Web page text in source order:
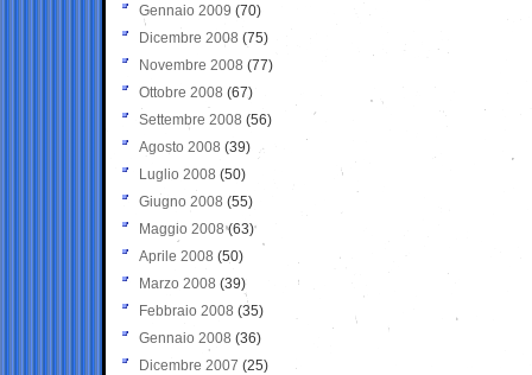
Gennaio 2009 (70)
Dicembre 2008 (75)
Novembre 2008 (77)
Ottobre 2008 (67)
Settembre 2008 (56)
Agosto 2008 (39)
Luglio 2008 (50)
Giugno 2008 (55)
Maggio 2008(63)
Aprile 2008 (50)
Marzo 2008 (39)
Febbraio 2008 (35)
Gennaio 2008 (36)
Dicembre 2007 (25)